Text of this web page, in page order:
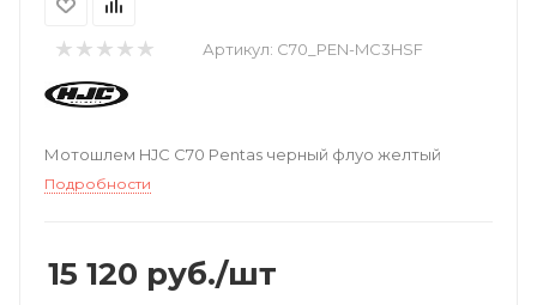
Артикул: C70_PEN-MC3HSF
Мотошлем HJC C70 Pentas черный флуо желтый
Подробности
15 120 руб./шт